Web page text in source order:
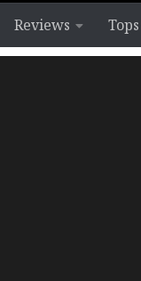
Reviews Tops